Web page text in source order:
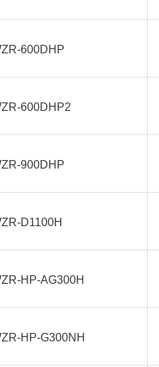
600DHP
600DHP2
900DHP
D1100H
HP-AG300H
HP-G300NH